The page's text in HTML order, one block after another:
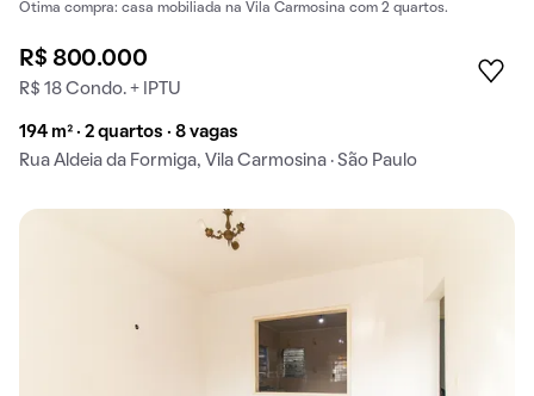
Ótima compra: casa mobiliada na Vila Carmosina com 2 quartos.
R$ 800.000
R$ 18 Condo. + IPTU
194 m² · 2 quartos · 8 vagas
Rua Aldeia da Formiga, Vila Carmosina · São Paulo